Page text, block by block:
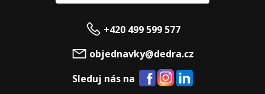
+420 499 599 577
objednavky@dedra.cz
Sleduj nás na